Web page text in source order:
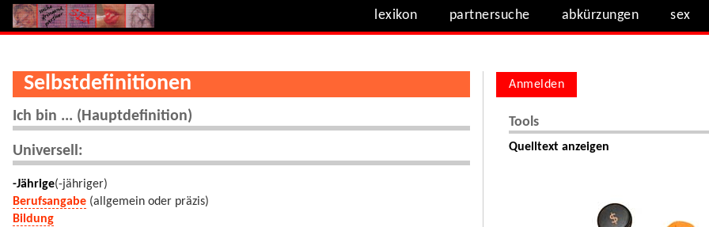
lexikon partnersuche abkürzungen sex
Selbstdefinitionen
Ich bin ... (Hauptdefinition)
Universell:
-Jährige(-jähriger)
Berufsangabe (allgemein oder präzis)
Bildung
Anmelden
Tools
Quelltext anzeigen